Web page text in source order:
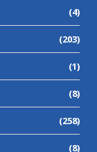
(4)
(203)
(1)
(8)
(258)
(8)